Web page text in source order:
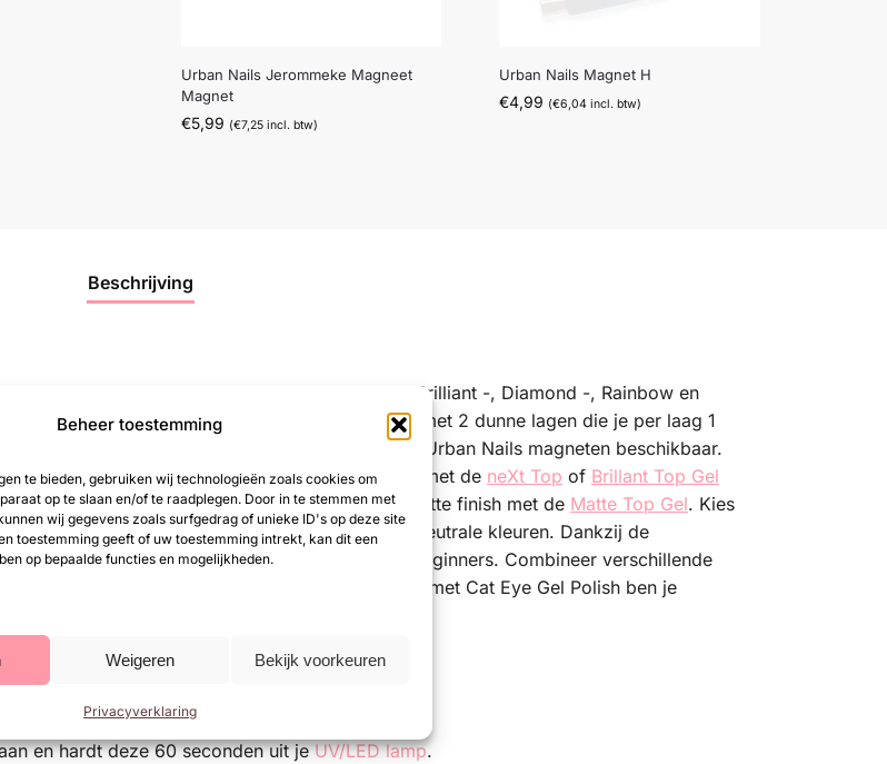
Beheer toestemming
te bieden, gebruiken wij technologieën zoals cookies om
op te slaan en/of te raadplegen. Door in te stemmen met
wij gegevens zoals surfgedrag of unieke ID's op deze site
toestemming geeft of uw toestemming intrekt, kan dit een
op bepaalde functies en mogelijkheden.
Weigeren Bekijk voorkeuren
Privacyverklaring
Urban Nails Jerommeke Magneet
Magnet
€5,99 (€7,25incl. btw)
Urban Nails Magnet H
€4,99 (€6,04 incl. btw)
Beschrijving
60 kleuren in de vaste lijn. Dan zijn er nog de Brilliant -, Diamond -, Rainbow en
van topkwaliteit. Je krijgt het mooiste resultaat met 2 dunne lagen die je per laag 1
een effect naar wens te creëren. Er zijn diverse Urban Nails magneten beschikbaar.
biedt onze CA Gel Polish een langdurige glans met de neXt Top of Brillant Top Gel
prachtig uitzien. Je kunt ook kiezen voor een matte finish met de Matte Top Gel. Kies
diepe blauwen tot zachte pastels en elegante neutrale kleuren. Dankzij de
eenvoudig en vlekkeloos, zelfs voor beginners. Combineer verschillende
klassieke, tijdloze uitstraling. Wat je stijl ook is, met Cat Eye Gel Polish ben je
je als volgt aan:
en hardt deze 60 seconden uit jeUV/LED lamp.